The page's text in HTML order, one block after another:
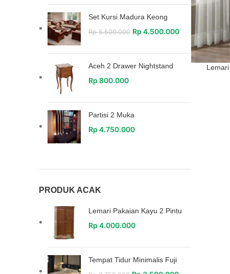
Set Kursi Madura Keong
Rp5.500.000 Rp 4.500.000
Aceh 2 Drawer Nightstand
Rp 800.000
Partisi 2 Muka
Rp 4.750.000
PRODUK ACAK
Lemari Pakaian Kayu 2 Pintu
Rp 4.000.000
Tempat Tidur Minimalis Fuji